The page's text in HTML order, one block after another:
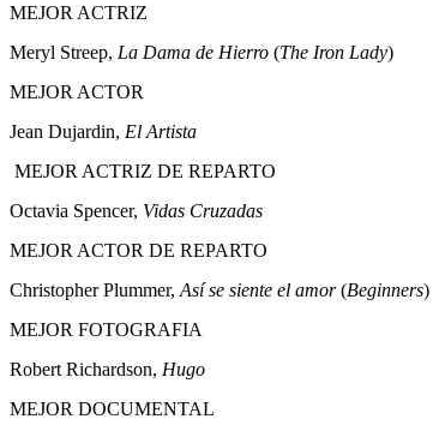
MEJOR ACTRIZ
Meryl Streep, La Dama de Hierro (The Iron Lady)
MEJOR ACTOR
Jean Dujardin, El Artista
MEJOR ACTRIZ DE REPARTO
Octavia Spencer, Vidas Cruzadas
MEJOR ACTOR DE REPARTO
Christopher Plummer, Así se siente el amor(Beginners)
MEJOR FOTOGRAFIA
Robert Richardson, Hugo
MEJOR DOCUMENTAL